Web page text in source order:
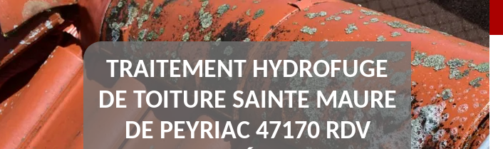
TRAITEMENT HYDROFUGE
DE TOITURE SAINTE MAURE
DE PEYRIAC 47170 RDV